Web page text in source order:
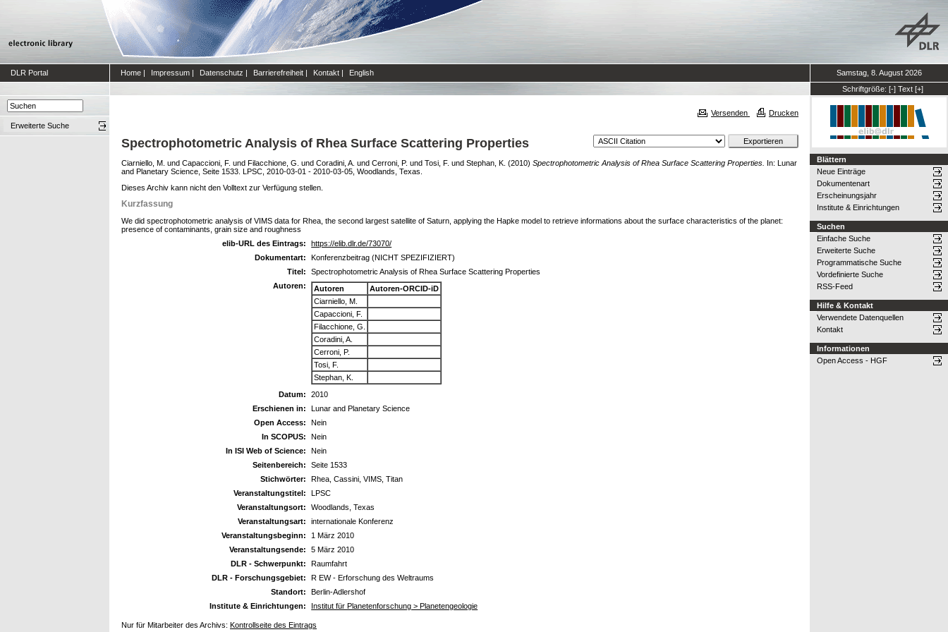
DLR Portal Home | Impressum | Datenschutz | Barrierefreiheit | Kontakt | English
Samstag, 8. August 2026
Schriftgröße: [-] Text [+]
Erweiterte Suche
Versenden Drucken
Spectrophotometric Analysis of Rhea Surface Scattering Properties
Ciarniello, M. und Capaccioni, F. und Filacchione, G. und Coradini, A. und Cerroni, P. und Tosi, F. und Stephan, K. (2010) Spectrophotometric Analysis of Rhea Surface Scattering Properties. In: Lunar
and Planetary Science, Seite 1533. LPSC, 2010-03-01 - 2010-03-05, Woodlands, Texas.
Dieses Archiv kann nicht den Volltext zur Verfügung stellen.
Kurzfassung
We did spectrophotometric analysis of VIMS data for Rhea, the second largest satellite of Saturn, applying the Hapke model to retrieve informations about the surface characteristics of the planet:
presence of contaminants, grain size and roughness
elib-URL des Eintrags:
https://elib.dlr.de/73070/
Dokumentart:
Konferenzbeitrag (NICHT SPEZIFIZIERT)
Titel:
Spectrophotometric Analysis of Rhea Surface Scattering Properties
Autoren:
Autoren
Autoren-ORCID-iD
Ciarniello, M.
Capaccioni, F.
Filacchione, G.
Coradini, A.
Cerroni, P.
Tosi, F.
Stephan, K.
Datum:
2010
Erschienen in:
Lunar and Planetary Science
Open Access:
Nein
In SCOPUS:
Nein
In ISI Web of Science:
Nein
Seitenbereich:
Seite 1533
Stichwörter:
Rhea, Cassini, VIMS, Titan
Veranstaltungstitel:
LPSC
Veranstaltungsort:
Woodlands, Texas
Veranstaltungsart:
internationale Konferenz
Veranstaltungsbeginn:
1 März 2010
Veranstaltungsende:
5 März 2010
DLR - Schwerpunkt:
Raumfahrt
DLR - Forschungsgebiet:
R EW - Erforschung des Weltraums
Standort:
Berlin-Adlershof
Institute & Einrichtungen:
Institut für Planetenforschung > Planetengeologie
Nur für Mitarbeiter des Archivs: Kontrollseite des Eintrags
Blättern
Neue Einträge
Dokumentenart
Erscheinungsjahr
Institute & Einrichtungen
Suchen
Einfache Suche
Erweiterte Suche
Programmatische Suche
Vordefinierte Suche
RSS-Feed
Hilfe & Kontakt
Verwendete Datenquellen
Kontakt
Informationen
Open Access - HGF